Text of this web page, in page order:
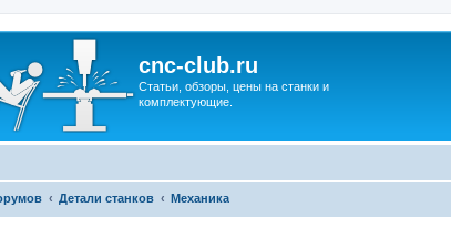
cnc-club.ru
Статьи, обзоры, цены на станки и
комплектующие.
Детали станков Механика